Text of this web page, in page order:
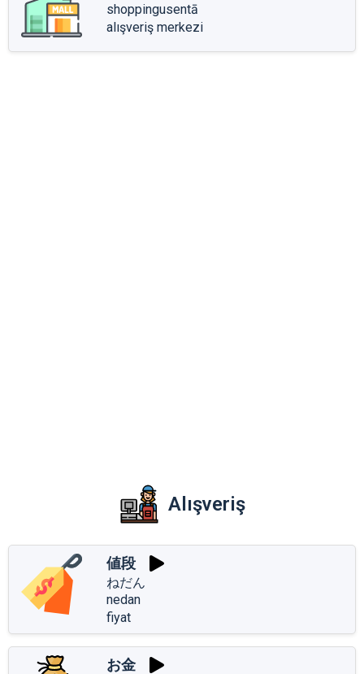
shoppingusentā
alışveriş merkezi
Alışveriş
値段
ねだん
nedan
fiyat
お金